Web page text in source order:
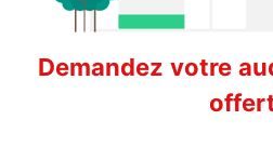
Demandez votre